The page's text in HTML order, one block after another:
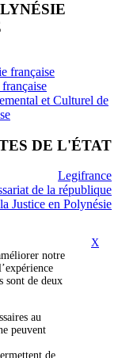
française
et Culturel de
DE L'ÉTAT
Legifrance
de la république
Justice en Polynésie
X
notre
sont de deux
au
peuvent
de